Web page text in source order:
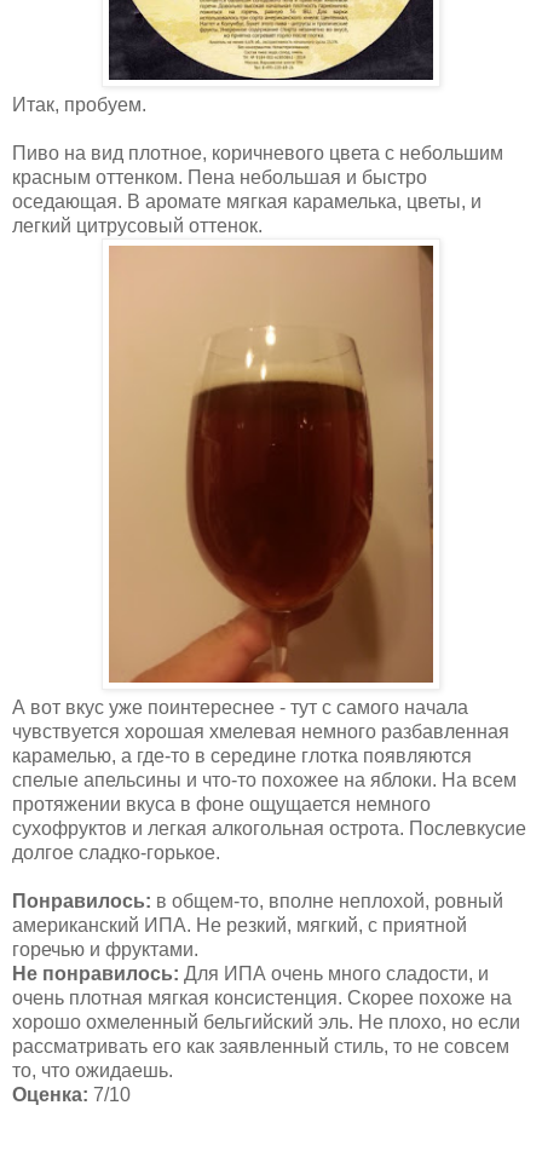
Итак, пробуем.
Пиво на вид плотное, коричневого цвета с небольшим
красным оттенком. Пена небольшая и быстро
оседающая. В аромате мягкая карамелька, цветы, и
легкий цитрусовый оттенок.
А вот вкус уже поинтереснее - тут с самого начала
чувствуется хорошая хмелевая немного разбавленная
карамелью, а где-то в середине глотка появляются
спелые апельсины и что-то похожее на яблоки. На всем
протяжении вкуса в фоне ощущается немного
сухофруктов и легкая алкогольная острота. Послевкусие
долгое сладко-горькое.
Понравилось: в общем-то, вполне неплохой, ровный
американский ИПА. Не резкий, мягкий, с приятной
горечью и фруктами.
Не понравилось: Для ИПА очень много сладости, и
очень плотная мягкая консистенция. Скорее похоже на
хорошо охмеленный бельгийский эль. Не плохо, но если
рассматривать его как заявленный стиль, то не совсем
то, что ожидаешь.
Оценка: 7/10